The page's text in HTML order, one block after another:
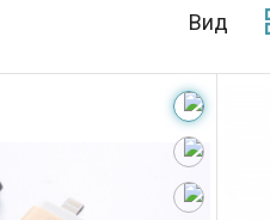
Вид